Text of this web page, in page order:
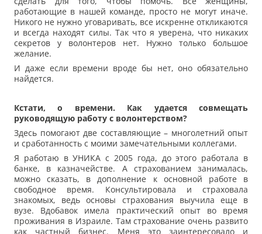
работающие в нашей команде, просто не могут иначе.
Никого не нужно уговаривать, все искренне откликаются
и всегда находят силы. Так что я уверена, что никаких
секретов у волонтеров нет. Нужно только большое
желание.
И даже если времени вроде бы нет, оно обязательно
найдется.
Кстати, о времени. Как удается совмещать
руководящую работу с волонтерством?
Здесь помогают две составляющие – многолетний опыт
и сработанность с моими замечательными коллегами.
Я работаю в УНИКА с 2005 года, до этого работала в
банке, в казначействе. А страхованием занималась,
можно сказать, в дополнение к основной работе в
свободное время. Консультировала и страховала
знакомых, ведь основы страхования выучила еще в
вузе. Вдобавок имела практический опыт во время
проживания в Израиле. Там страхование очень развито
как частный бизнес. Меня это заинтересовало и